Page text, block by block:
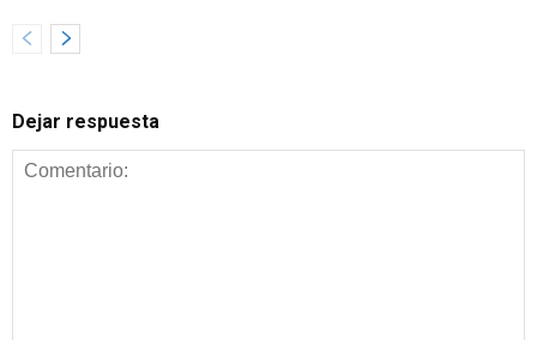
Dejar respuesta